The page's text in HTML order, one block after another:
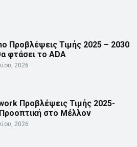
Προβλέψεις Τιμής 2025 – 2030
φτάσει το ADA
2026
Προβλέψεις Τιμής 2025-
στο Μέλλον
2026